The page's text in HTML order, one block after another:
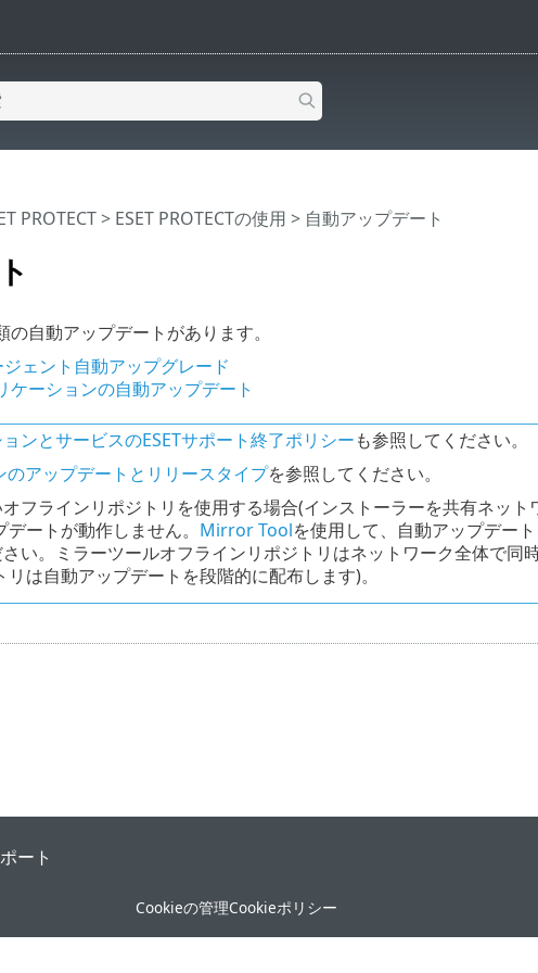
PROTECT> ESET PROTECTの使用 > 自動アップデート
自動アップデートがあります。
ェント自動アップグレード
ケーションの自動アップデート
ンとサービスのESETサポート終了ポリシーも参照してください。
のアップデートとリリースタイプを参照してください。
フラインリポジトリを使用する場合(インストーラーを共有ネッ
ートが動作しません。 Mirror Toolを使用して、自動アップデー
い。ミラーツールオフラインリポジトリはネットワーク全体で同
は自動アップデートを段階的に配布します)。
ート
Cookieの管理Cookieポリシー